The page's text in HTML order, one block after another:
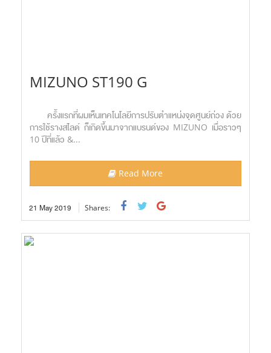
MIZUNO ST190 G
ครั้งแรกที่ผมเห็นเทคโนโลยีการปรับตำแหน่งจุดศูนย์ถ่วง ด้วย
การใช้รางสไลด์ ก็เกิดขึ้นมาจากแบรนด์ของ MIZUNO เมื่อราวๆ
10 ปีที่แล้ว &...
Read More
21 May2019 Shares: